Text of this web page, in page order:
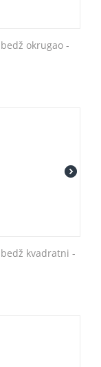
okrugao -
kvadratni -